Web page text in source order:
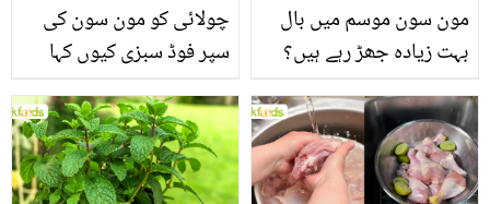
چولائی کو مون سون کی
سپر فوڈ سبزی کیوں کہا
جاتا ہے؟ جانیں وٹامنز،
منرلز اور اینٹی آکسیڈنٹس
سے بھرپور اس سبزی کے
فائدے
مون سون موسم میں بال
بہت زیادہ جھڑ رہے ہیں؟
جانیں بالوں کو مضبوط
بنانے کے چند قدرتی طریقے